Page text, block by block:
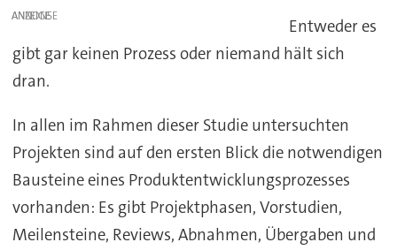
ANZEIGE
Entweder es
gibt gar keinen Prozess oder niemand hält sich
dran.
In allen im Rahmen dieser Studie untersuchten
Projekten sind auf den ersten Blick die notwendigen
Bausteine eines Produktentwicklungsprozesses
vorhanden: Es gibt Projektphasen, Vorstudien,
Meilensteine, Reviews, Abnahmen, Übergaben und